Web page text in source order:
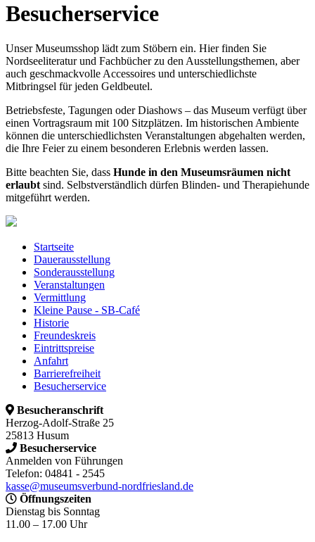
Besucherservice
Unser Museumsshop lädt zum Stöbern ein. Hier finden Sie
Nordseeliteratur und Fachbücher zu den Ausstellungsthemen, aber
auch geschmackvolle Accessoires und unterschiedlichste
Mitbringsel für jeden Geldbeutel.
Betriebsfeste, Tagungen oder Diashows – das Museum verfügt über
einen Vortragsraum mit 100 Sitzplätzen. Im historischen Ambiente
können die unterschiedlichsten Veranstaltungen abgehalten werden,
die Ihre Feier zu einem besonderen Erlebnis werden lassen.
Bitte beachten Sie, dass Hunde in den Museumsräumen nicht
erlaubt sind. Selbstverständlich dürfen Blinden- und Therapiehunde
mitgeführt werden.
Startseite
Dauerausstellung
Sonderausstellung
Veranstaltungen
Vermittlung
Kleine Pause - SB-Café
Historie
Freundeskreis
Eintrittspreise
Anfahrt
Barrierefreiheit
Besucherservice
Besucheranschrift
Herzog-Adolf-Straße 25
25813 Husum
Besucherservice
Anmelden von Führungen
Telefon: 04841 - 2545
kasse@museumsverbund-nordfriesland.de
Öffnungszeiten
Dienstag bis Sonntag
11.00 – 17.00 Uhr